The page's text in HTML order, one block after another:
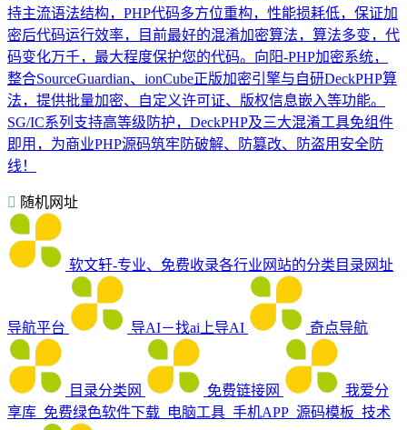
持主流语法结构，PHP代码多方位重构，性能损耗低，保证加
密后代码运行效率，目前最好的混淆加密算法，算法多变，代
码变化万千，最大程度保护您的代码。向阳-PHP加密系统，
整合SourceGuardian、ionCube正版加密引擎与自研DeckPHP算
法，提供批量加密、自定义许可证、版权信息嵌入等功能。
SG/IC系列支持高等级防护，DeckPHP及三大混淆工具免组件
即用，为商业PHP源码筑牢防破解、防篡改、防盗用安全防
线！
随机网址
软文轩-专业、免费收录各行业网站的分类目录网址
导航平台 导AI－找ai上导AI 奇点导航
目录分类网 免费链接网
我爱分
享库_免费绿色软件下载_电脑工具_手机APP_源码模板_技术